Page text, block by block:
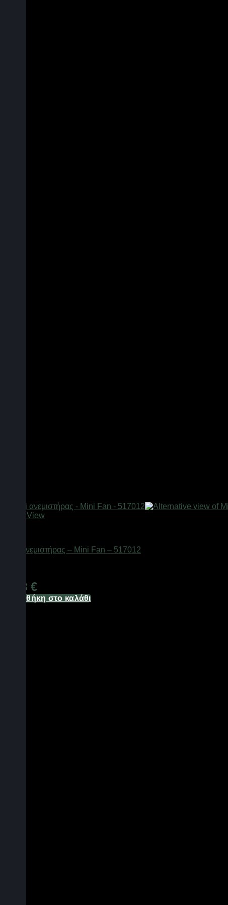
Quick View
Mini ανεμιστήρας – Mini Fan – 517012
1,88 €
Προσθήκη στο καλάθι